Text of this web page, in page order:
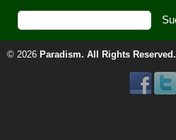
© 2026 Paradism. All Rights Reserved.